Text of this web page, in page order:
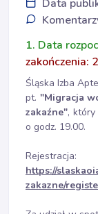
Data
1. Data
zakończenia:
Śląska Izba
pt. "Migracja
zakaźne",
o godz. 19.00.
Rejestracja:
https://
zakazne/